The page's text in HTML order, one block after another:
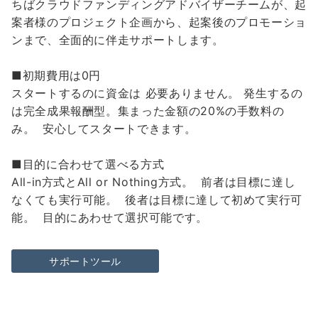
ちばクラウドファンディングアドバイザーチームが、起
案者様のプロジェクト企画から、起案後のプロモーショ
ンまで、全面的に伴走サポートします。
■初期費用は0円
スタートするのに資金は 必要ありません。 発生するの
は完全成果報酬型。集まった金額の20%の手数料の
み。 安心してスタートできます。
■目的に合わせて選べる方式
All-in方式とAll or Nothing方式。 前者は目標に達し
なくても実行可能。 後者は目標に達して初めて実行可
能。 目的にあわせて選択可能です。
サポートツール